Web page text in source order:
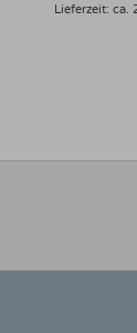
Lieferzeit: ca.